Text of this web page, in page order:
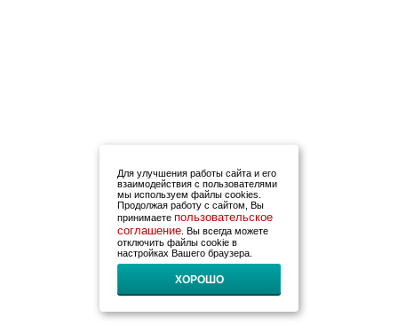
Для улучшения работы сайта и его
взаимодействия с пользователями
мы используем файлы cookies.
Продолжая работу с сайтом, Вы
принимаете пользовательское
соглашение . Вы всегда можете
отключить файлы cookie в
настройках Вашего браузера.
ХОРОШО